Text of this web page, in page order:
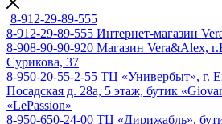
8-912-29-89-555
8-912-29-89-555 Интернет-магазин
8-908-90-90-920 Магазин Vera&Alex,
Сурикова, 37
8-950-20-55-2-55 ТЦ «Универбыт», г.
Посадская д. 28а, 5 этаж, бутик
«LePassion»
8-950-650-24-00 ТЦ «Дирижабль»,